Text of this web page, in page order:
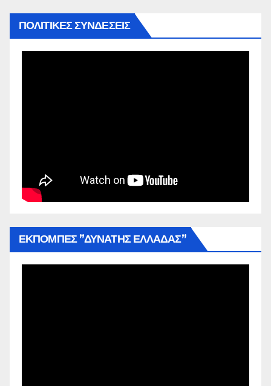
ΠΟΛΙΤΙΚΕΣ ΣΥΝΔΕΣΕΙΣ
ΕΚΠΟΜΠΕΣ ”ΔΥΝΑΤΗΣ ΕΛΛΑΔΑΣ”